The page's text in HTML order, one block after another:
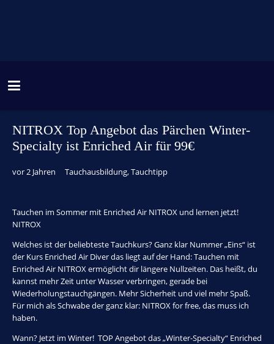
NITROX Top Angebot das Pärchen Winter-
Specialty ist Enriched Air für 99€
vor 2 Jahren Tauchausbildung,Tauchtipp
Tauchen im Sommer mit Enriched Air NITROX und lernen jetzt!
NITROX
Welches ist der beliebteste Tauchkurs? Ganz klar Nummer „Eins“ ist
der Kurs Enriched Air Diver das liegt auf der Hand: Tauchen mit
Enriched Air NITROX ermöglicht dir längere Nullzeiten. Das heißt, du
kannst mehr Zeit unter Wasser verbringen, gerade bei
Wiederholungstauchgängen. Mehr Sicherheit und viel mehr Spaß.
Für mich als Schwabe der ganz klar: NITROX for free, das muss ich
haben.
Wann? Jetzt im Winter! TOP Angebot das „Winter-Specialty“ Enriched